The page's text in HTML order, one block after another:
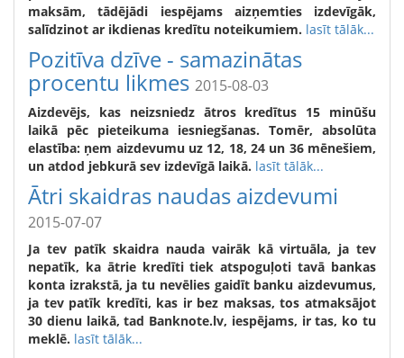
maksām, tādējādi iespējams aizņemties izdevīgāk,
salīdzinot ar ikdienas kredītu noteikumiem. lasīt tālāk...
Pozitīva dzīve - samazinātas
procentu likmes 2015-08-03
Aizdevējs, kas neizsniedz ātros kredītus 15 minūšu
laikā pēc pieteikuma iesniegšanas. Tomēr, absolūta
elastība: ņem aizdevumu uz 12, 18, 24 un 36 mēnešiem,
un atdod jebkurā sev izdevīgā laikā. lasīt tālāk...
Ātri skaidras naudas aizdevumi
2015-07-07
Ja tev patīk skaidra nauda vairāk kā virtuāla, ja tev
nepatīk, ka ātrie kredīti tiek atspoguļoti tavā bankas
konta izrakstā, ja tu nevēlies gaidīt banku aizdevumus,
ja tev patīk kredīti, kas ir bez maksas, tos atmaksājot
30 dienu laikā, tad Banknote.lv, iespējams, ir tas, ko tu
meklē. lasīt tālāk...